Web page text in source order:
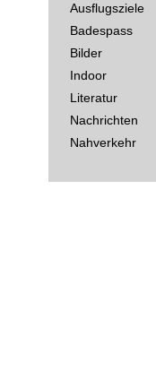
Ausflugsziele
Badespass
Bilder
Indoor
Literatur
Nachrichten
Nahverkehr